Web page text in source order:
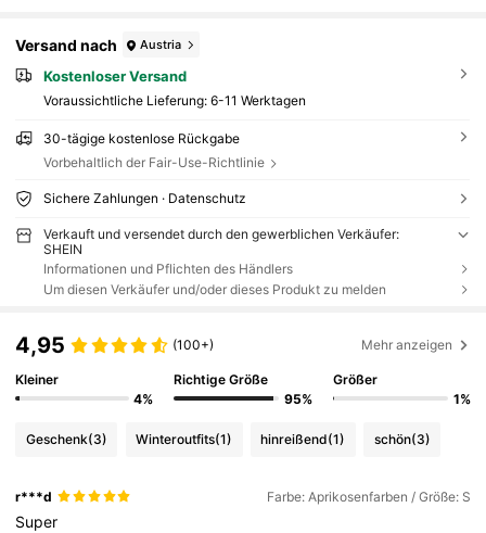
Versand nach Austria
Kostenloser Versand
Voraussichtliche Lieferung: 6-11 Werktagen
30-tägige kostenlose Rückgabe
Vorbehaltlich der Fair-Use-Richtlinie
Sichere Zahlungen · Datenschutz
Verkauft und versendet durch den gewerblichen Verkäufer:
SHEIN
Informationen und Pflichten des Händlers
Um diesen Verkäufer und/oder dieses Produkt zu melden
4,95 (100+) Mehr anzeigen
Kleiner
4%
Richtige Größe
95%
Größer
1%
Geschenk(3) Winteroutfits(1) hinreißend(1) schön(3)
r***d Farbe: Aprikosenfarben / Größe: S
Super